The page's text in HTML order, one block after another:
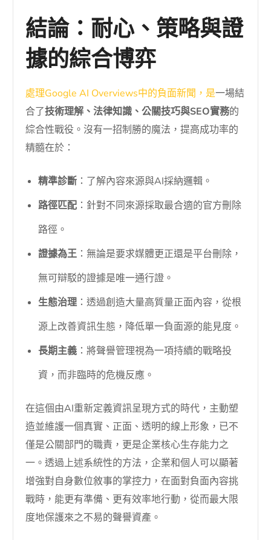
結論：耐心、策略與證
據的綜合博弈
處理Google AI Overviews中的負面新聞，是一場結
合了技術理解、法律知識、公關技巧與SEO實務的
綜合性戰役。沒有一招制勝的魔法，提高成功率的
精髓在於：
精準診斷 ：了解內容來源與AI採納邏輯。
路徑匹配 ：針對不同來源採取最合適的官方刪除
路徑。
證據為王 ：無論是要求媒體更正還是平台刪除，
無可辯駁的證據是唯一通行證。
生態治理 ：透過創造大量高質量正面內容，從根
源上改善資訊生態，降低單一負面源的能見度。
長期主義 ：將聲譽管理視為一項持續的戰略投
資，而非臨時的危機反應。
在這個由AI重新定義資訊呈現方式的時代，主動塑
造並維護一個真實、正面、透明的線上形象，已不
僅是公關部門的職責，更是企業核心生存能力之
一。透過上述系統性的方法，企業和個人可以顯著
增強對自身數位敘事的掌控力，在面對負面內容挑
戰時，能更有準備、更有效率地行動，從而最大限
度地保護來之不易的聲譽資產。